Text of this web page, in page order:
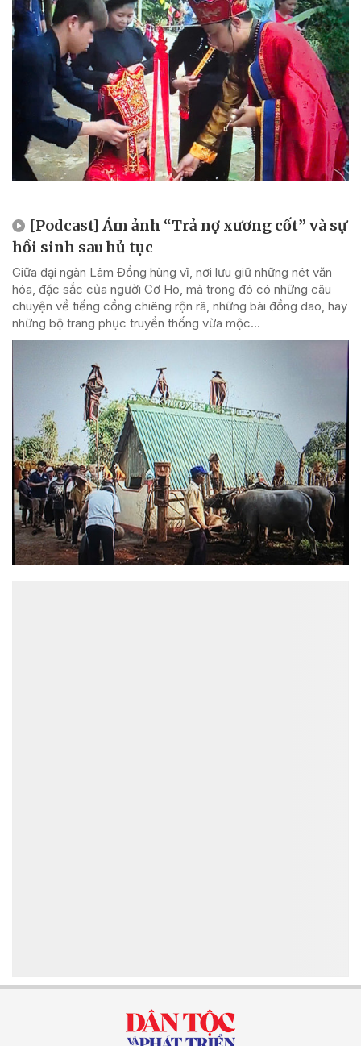
[Podcast] Ám ảnh “Trả nợ xương cốt” và sự
hồi sinh sau hủ tục
Giữa đại ngàn Lâm Đồng hùng vĩ, nơi lưu giữ những nét văn
hóa, đặc sắc của người Cơ Ho, mà trong đó có những câu
chuyện về tiếng cồng chiêng rộn rã, những bài đồng dao, hay
những bộ trang phục truyền thống vừa mộc...